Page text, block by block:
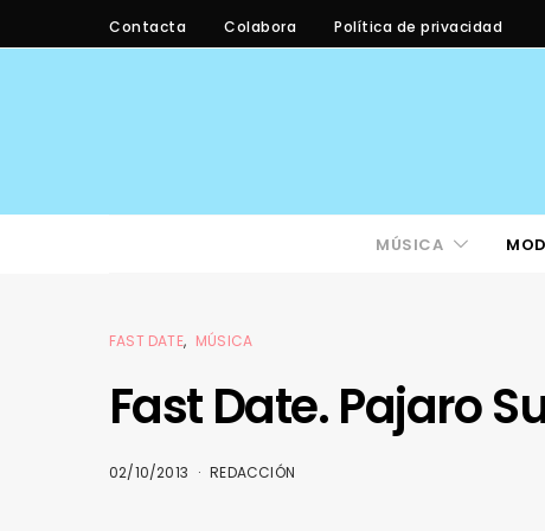
Contacta Colabora Política de privacidad
MÚSICA
FAST DATE MÚSICA
Fast Date. Pajaro
02/10/2013 REDACCIÓN